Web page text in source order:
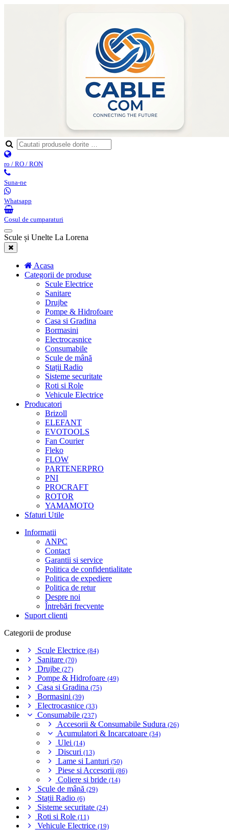
ro / RO / RON
Suna-ne
Whatsapp
Cosul de cumparaturi
Scule și Unelte La Lorena
Acasa
Categorii de produse
Scule Electrice
Sanitare
Drujbe
Pompe & Hidrofoare
Casa si Gradina
Bormasini
Electrocasnice
Consumabile
Scule de mână
Stații Radio
Sisteme securitate
Roti si Role
Vehicule Electrice
Producatori
Brizoll
ELEFANT
EVOTOOLS
Fan Courier
Fleko
FLOW
PARTENERPRO
PNI
PROCRAFT
ROTOR
YAMAMOTO
Sfaturi Utile
Informatii
ANPC
Contact
Garantii si service
Politica de confidentialitate
Politica de expediere
Politica de retur
Despre noi
Întrebări frecvente
Suport clienti
Categorii de produse
Scule Electrice (84)
Sanitare (70)
Drujbe (27)
Pompe & Hidrofoare (49)
Casa si Gradina (75)
Bormasini (39)
Electrocasnice (33)
Consumabile (237)
Accesorii & Consumabile Sudura (26)
Acumulatori & Incarcatoare (34)
Ulei (14)
Discuri (13)
Lame si Lanturi (50)
Piese si Accesorii (86)
Coliere si bride (14)
Scule de mână (29)
Stații Radio (6)
Sisteme securitate (24)
Roti si Role (11)
Vehicule Electrice (19)